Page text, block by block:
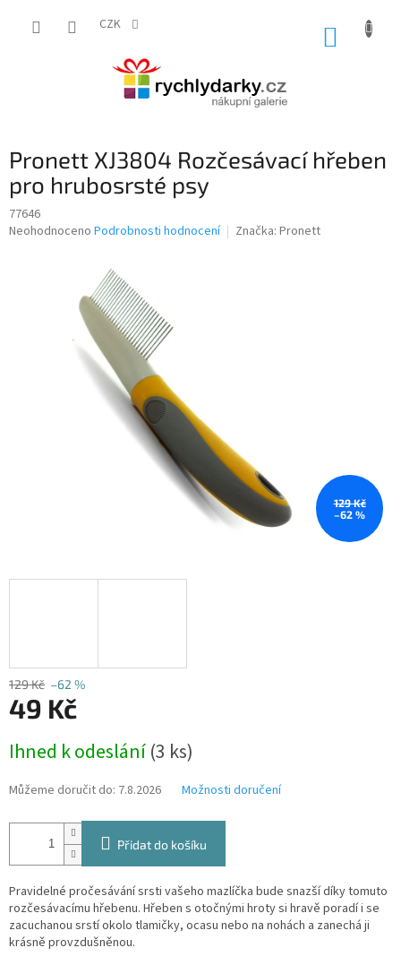
CZK
Pronett XJ3804 Rozčesávací hřeben
pro hrubosrsté psy
77646
Průměrné
Neohodnoceno Podrobnosti hodnocení Značka: Pronett
129 Kč
–62 %
129 Kč –62 %
49 Kč
cena:
Ihned k odeslání(3 ks)
Můžeme doručit do: 7.8.2026 Možnosti doručení
Přidat do košíku
Pravidelné pročesávání srsti vašeho mazlíčka bude snazší díky tomuto
rozčesávacímu hřebenu. Hřeben s otočnými hroty si hravě poradí i se
zacuchanou srstí okolo tlamičky, ocasu nebo na nohách a zanechá ji
krásně provzdušněnou.